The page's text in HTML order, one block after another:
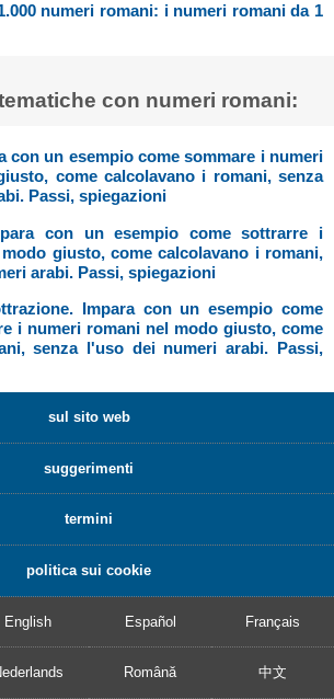
numeri romani: i numeri romani da 1
con numeri romani:
con un esempio come sommare i numeri
come calcolavano i romani, senza
Passi, spiegazioni
con un esempio come sottrarre i
giusto, come calcolavano i romani,
arabi. Passi, spiegazioni
Impara con un esempio come
i numeri romani nel modo giusto, come
senza l'uso dei numeri arabi. Passi,
sul sito web
suggerimenti
termini
politica sui cookie
English Español Français
Română 中文